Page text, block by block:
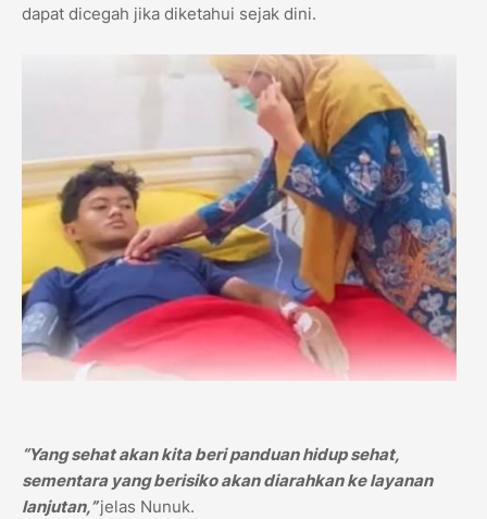
dapat dicegah jika diketahui sejak dini.
“Yang sehat akan kita beri panduan hidup sehat,
sementara yang berisiko akan diarahkan ke layanan
lanjutan,”jelas Nunuk.